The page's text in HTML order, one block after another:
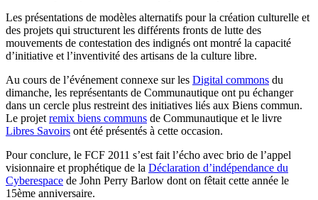
Les présentations de modèles alternatifs pour la création culturelle et
des projets qui structurent les différents fronts de lutte des
mouvements de contestation des indignés ont montré la capacité
d’initiative et l’inventivité des artisans de la culture libre.
Au cours de l’événement connexe sur les Digital commons du
dimanche, les représentants de Communautique ont pu échanger
dans un cercle plus restreint des initiatives liés aux Biens commun.
Le projet remix biens communs de Communautique et le livre
Libres Savoirs ont été présentés à cette occasion.
Pour conclure, le FCF 2011 s’est fait l’écho avec brio de l’appel
visionnaire et prophétique de la Déclaration d’indépendance du
Cyberespace de John Perry Barlow dont on fêtait cette année le
15ème anniversaire.